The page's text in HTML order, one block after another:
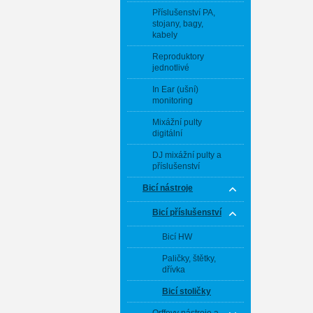
Příslušenství PA,
stojany, bagy,
kabely
Reproduktory
jednotlivé
In Ear (ušní)
monitoring
Mixážní pulty
digitální
DJ mixážní pulty a
příslušenství
Bicí nástroje
Bicí příslušenství
Bicí HW
Paličky, štětky,
dřívka
Bicí stoličky